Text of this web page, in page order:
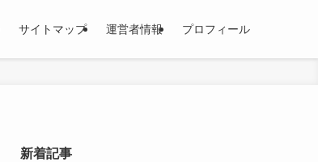
サイトマップ 運営者情報 プロフィール
新着記事